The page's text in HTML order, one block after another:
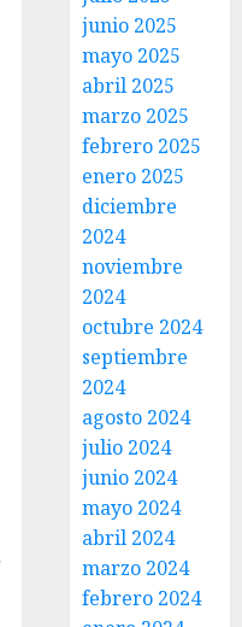
junio 2025
mayo 2025
abril 2025
marzo 2025
febrero 2025
enero 2025
diciembre
2024
noviembre
2024
octubre 2024
septiembre
2024
agosto 2024
julio 2024
junio 2024
mayo 2024
abril 2024
marzo 2024
febrero 2024